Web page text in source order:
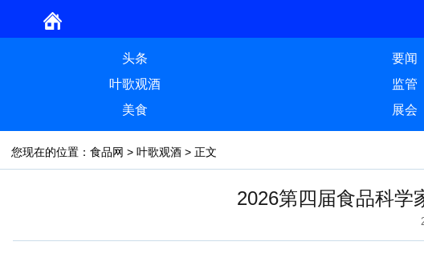
头条 要闻
叶歌观酒
监管
美食
展会
您现在的位置： 食品网 > 叶歌观酒 > 正文
2026第四届食品科学